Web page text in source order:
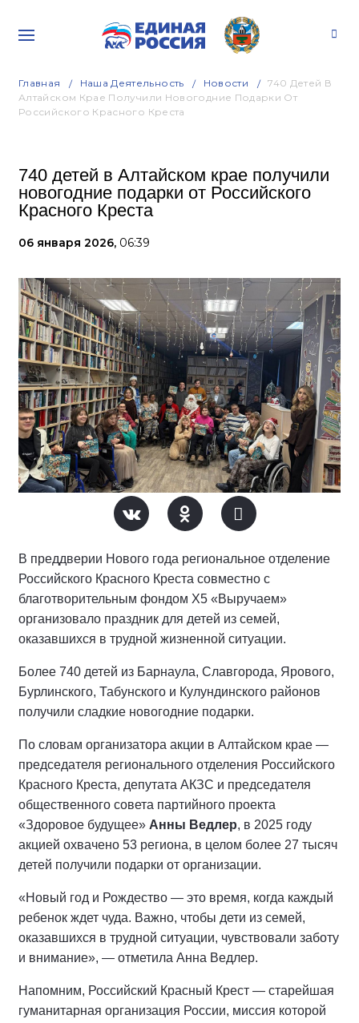
Главная Наша Деятельность Новости
740 Детей В
Алтайском Крае Получили Новогодние Подарки От
Российского Красного Креста
740 детей в Алтайском крае получили
новогодние подарки от Российского
Красного Креста
06 января 2026, 06:39
В преддверии Нового года региональное отделение
Российского Красного Креста совместно с
благотворительным фондом X5 «Выручаем»
организовало праздник для детей из семей,
оказавшихся в трудной жизненной ситуации.
Более 740 детей из Барнаула, Славгорода, Ярового,
Бурлинского, Табунского и Кулундинского районов
получили сладкие новогодние подарки.
По словам организатора акции в Алтайском крае —
председателя регионального отделения Российского
Красного Креста, депутата АКЗС и председателя
общественного совета партийного проекта
«Здоровое будущее» Анны Ведлер, в 2025 году
акцией охвачено 53 региона, в целом более 27 тысяч
детей получили подарки от организации.
«Новый год и Рождество — это время, когда каждый
ребенок ждет чуда. Важно, чтобы дети из семей,
оказавшихся в трудной ситуации, чувствовали заботу
и внимание», — отметила Анна Ведлер.
Напомним, Российский Красный Крест — старейшая
гуманитарная организация России, миссия которой